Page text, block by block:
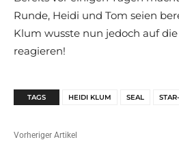
Runde, Heidi und Tom seien
Klum wusste nun jedoch auf
reagieren!
TAGS HEIDI KLUM SEAL
Vorheriger Artikel